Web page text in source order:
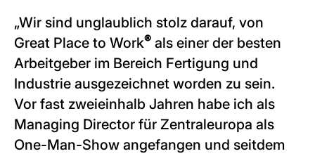
„Wir sind unglaublich stolz darauf, von
Great Place to Work® als einer der besten
Arbeitgeber im Bereich Fertigung und
Industrie ausgezeichnet worden zu sein.
Vor fast zweieinhalb Jahren habe ich als
Managing Director für Zentraleuropa als
One-Man-Show angefangen und seitdem